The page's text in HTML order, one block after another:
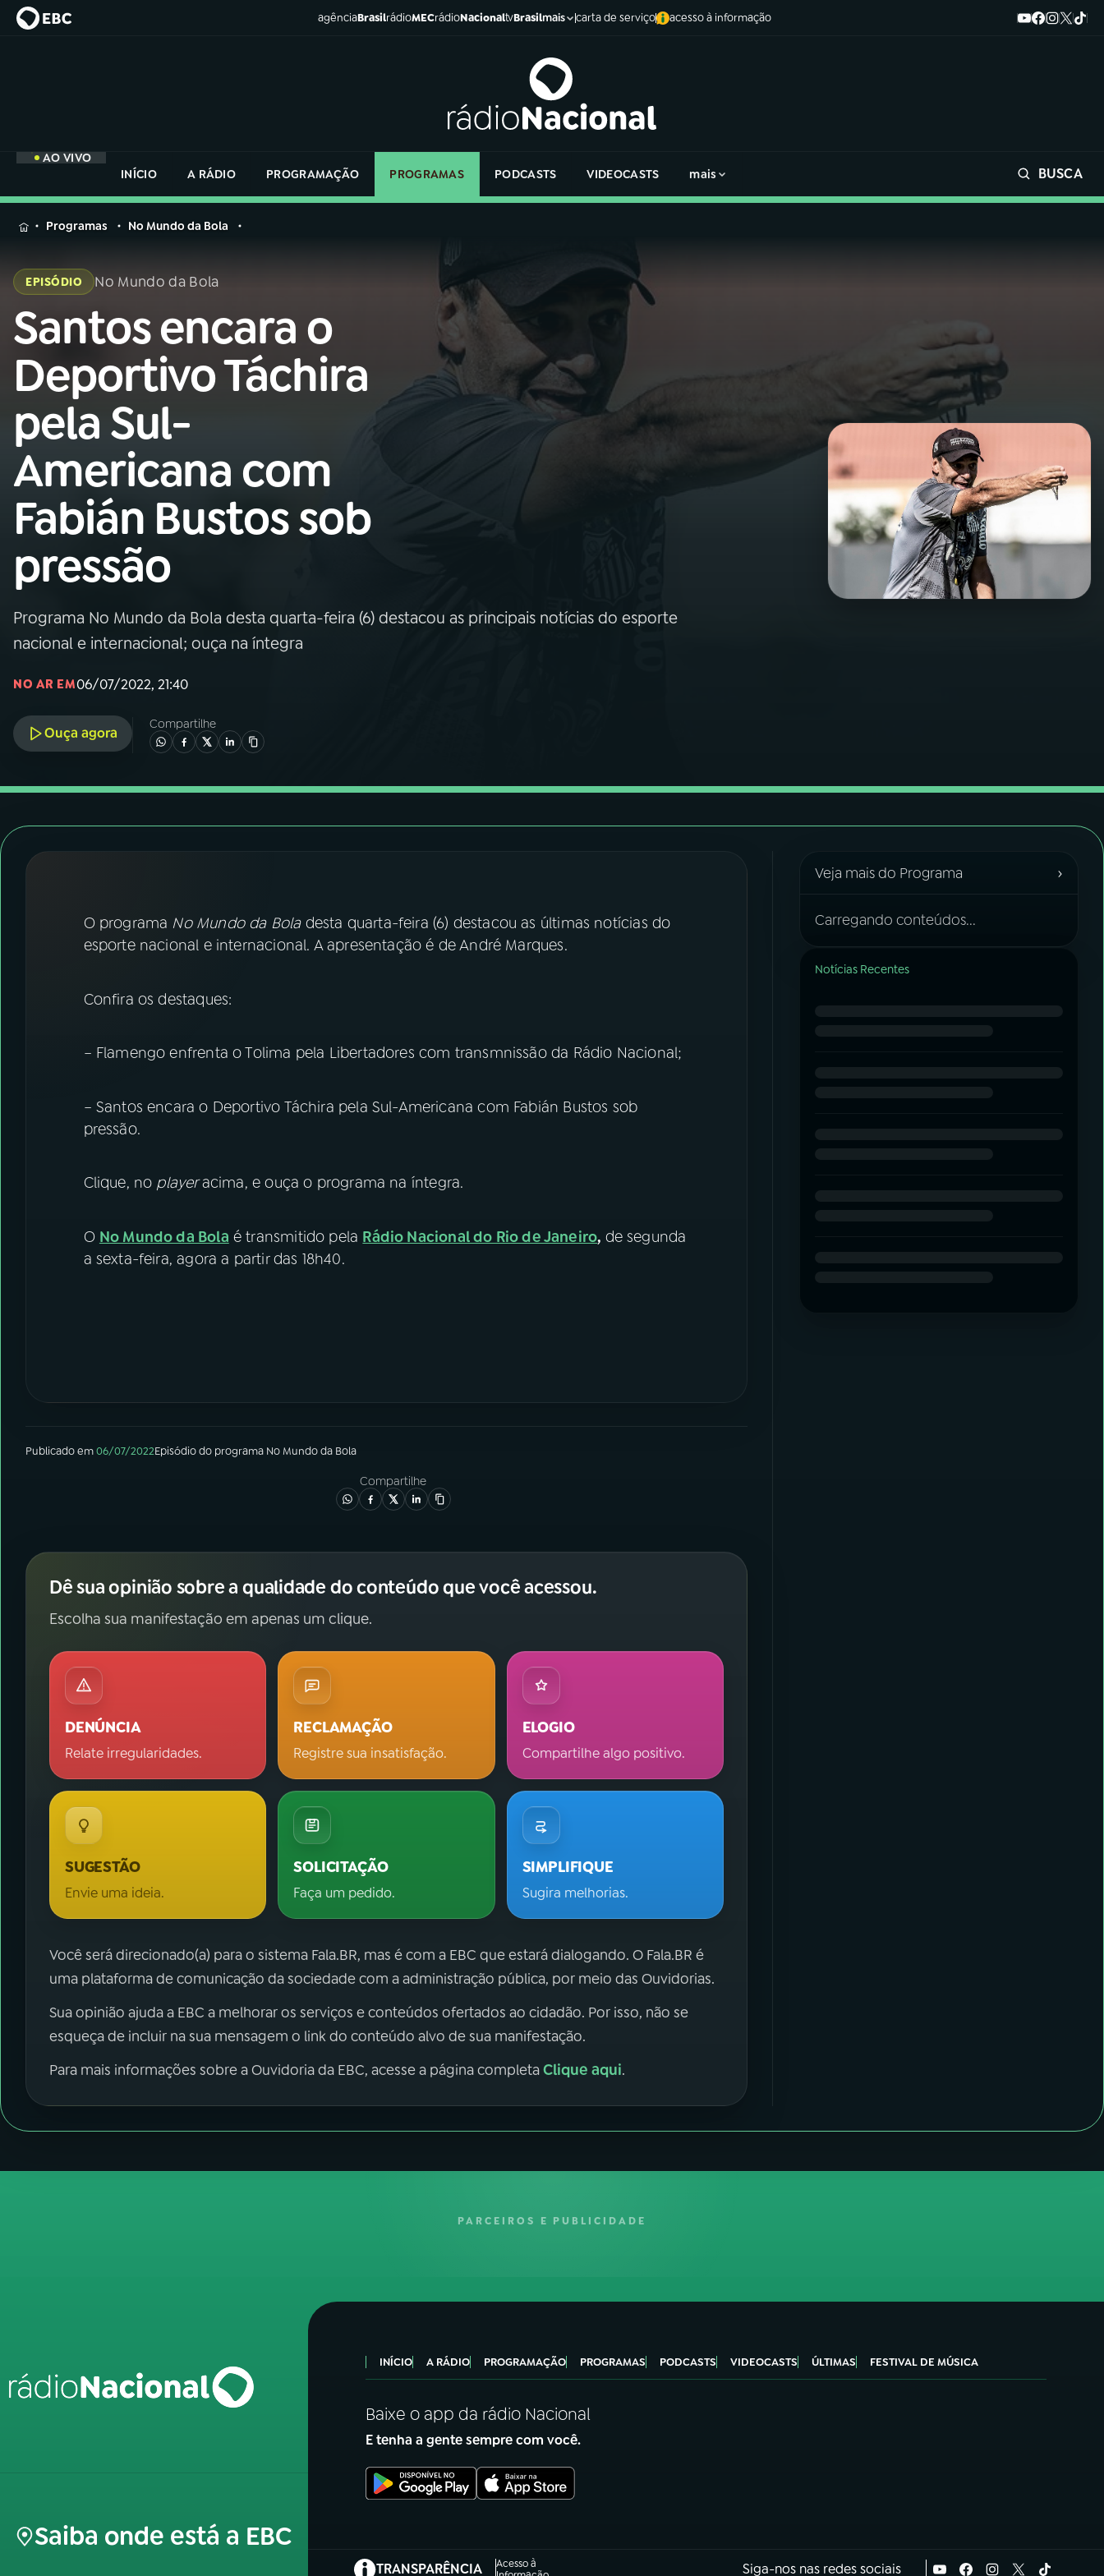
agênciaBrasilrádioMECrádioNacionaltvBrasilmais carta de serviço acesso à informação
AO VIVO
INÍCIO
A RÁDIO PROGRAMAÇÃO PROGRAMAS PODCASTS VIDEOCASTS mais BUSCA
MENU
Buscar
na
Rádio
Nacional
AO VIVO
01 INÍCIO
02A RÁDIO
03 PROGRAMAÇÃO
04PROGRAMAS
06VIDEOCASTS
07ÚLTIMAS
08FESTIVAL DE MÚSICA
Instagram X
na
Rádio
Programas No Mundo da Bola
EPISÓDIO No Mundo da Bola
Santos encara o
Deportivo Táchira
pela Sul-
Americana com
Fabián Bustos sob
pressão
Programa No Mundo da Bola desta quarta-feira (6) destacou as principais notícias do esporte
nacional e internacional; ouça na íntegra
NO AR EM06/07/2022, 21:40
Ouça agora
Compartilhe
O programa No Mundo da Boladesta quarta-feira (6) destacou as últimas notícias do
esporte nacional e internacional. A apresentação é de André Marques.
Confira os destaques:
– Flamengo enfrenta o Tolima pela Libertadores com transmnissão da Rádio Nacional;
– Santos encara o Deportivo Táchira pela Sul-Americana com Fabián Bustos sob
pressão.
Clique, no playeracima, e ouça o programa na íntegra.
O No Mundo da Bola é transmitido pela Rádio Nacional do Rio de Janeiro, de segunda
a sexta-feira, agora a partir das 18h40.
Publicado em06/07/2022Episódiodo programa No Mundo da Bola
Compartilhe
Dê sua opinião sobre a qualidade do conteúdo que você acessou.
Escolha sua manifestação em apenas um clique.
DENÚNCIA
Relate irregularidades.
RECLAMAÇÃO
Registre sua insatisfação.
ELOGIO
Compartilhe algo positivo.
SUGESTÃO
Envie uma ideia.
SOLICITAÇÃO
Faça um pedido.
SIMPLIFIQUE
Sugira melhorias.
Você será direcionado(a) para o sistema Fala.BR, mas é com a EBC que estará dialogando. O Fala.BR é
uma plataforma de comunicação da sociedade com a administração pública, por meio das Ouvidorias.
Sua opinião ajuda a EBC a melhorar os serviços e conteúdos ofertados ao cidadão. Por isso, não se
esqueça de incluir na sua mensagem o link do conteúdo alvo de sua manifestação.
Para mais informações sobre a Ouvidoria da EBC, acesse a página completaClique aqui.
Veja mais do Programa ›
Carregando conteúdos...
Notícias Recentes
PARCEIROS E PUBLICIDADE
Saiba onde está a EBC
INÍCIO A RÁDIO PROGRAMAÇÃO PROGRAMAS PODCASTS VIDEOCASTS ÚLTIMAS FESTIVAL DE MÚSICA
Baixe o app da rádio Nacional
E tenha a gente sempre com você.
TRANSPARÊNCIA
Acesso à
Siga-nos nas redes sociais